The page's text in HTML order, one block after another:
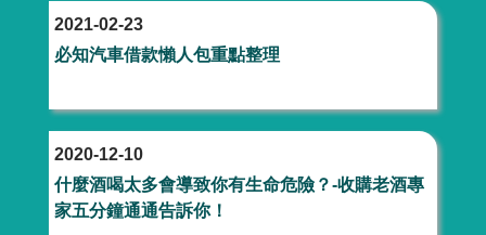
網路行銷 最新優惠
2021-02-23
必知汽車借款懶人包重點整理
2020-12-10
什麼酒喝太多會導致你有生命危險？-收購老酒專
家五分鐘通通告訴你！